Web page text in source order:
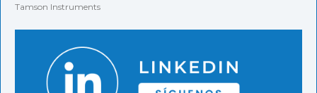
Tamson Instruments